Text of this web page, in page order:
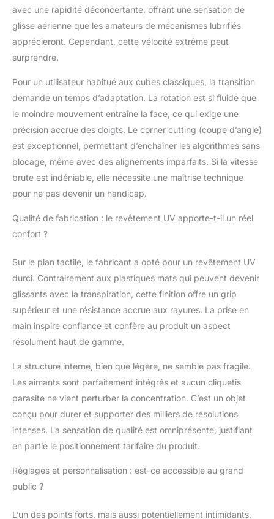
avec une rapidité déconcertante, offrant une sensation de
glisse aérienne que les amateurs de mécanismes lubrifiés
apprécieront. Cependant, cette vélocité extrême peut
surprendre.
Pour un utilisateur habitué aux cubes classiques, la transition
demande un temps d’adaptation. La rotation est si fluide que
le moindre mouvement entraîne la face, ce qui exige une
précision accrue des doigts. Le corner cutting (coupe d’angle)
est exceptionnel, permettant d’enchaîner les algorithmes sans
blocage, même avec des alignements imparfaits. Si la vitesse
brute est indéniable, elle nécessite une maîtrise technique
pour ne pas devenir un handicap.
Qualité de fabrication : le revêtement UV apporte-t-il un réel
confort ?
Sur le plan tactile, le fabricant a opté pour un revêtement UV
durci. Contrairement aux plastiques mats qui peuvent devenir
glissants avec la transpiration, cette finition offre un grip
supérieur et une résistance accrue aux rayures. La prise en
main inspire confiance et confère au produit un aspect
résolument haut de gamme.
La structure interne, bien que légère, ne semble pas fragile.
Les aimants sont parfaitement intégrés et aucun cliquetis
parasite ne vient perturber la concentration. C’est un objet
conçu pour durer et supporter des milliers de résolutions
intenses. La sensation de qualité est omniprésente, justifiant
en partie le positionnement tarifaire du produit.
Réglages et personnalisation : est-ce accessible au grand
public ?
L’un des points forts, mais aussi potentiellement intimidants,